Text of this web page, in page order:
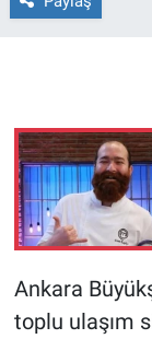
Ankara
toplu ulaşım
Gün Bitiyor
Gündem
Günün
Haber
İlan